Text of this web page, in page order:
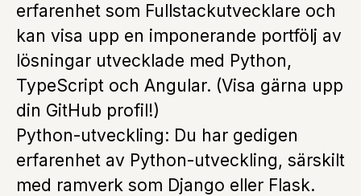
erfarenhet som Fullstackutvecklare och
kan visa upp en imponerande portfölj av
lösningar utvecklade med Python,
TypeScript och Angular. (Visa gärna upp
din GitHub profil!)
Python-utveckling: Du har gedigen
erfarenhet av Python-utveckling, särskilt
med ramverk som Django eller Flask.